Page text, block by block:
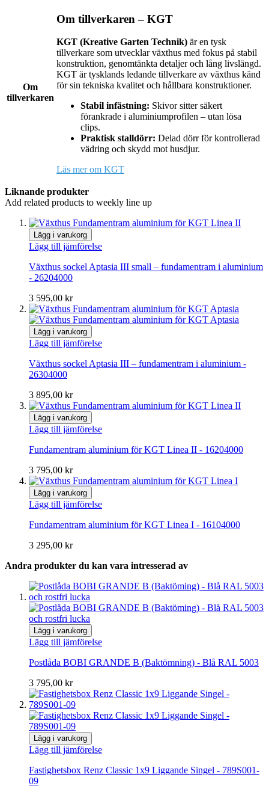
Om
tillverkaren
Om tillverkaren – KGT
KGT (Kreative Garten Technik) är en tysk
tillverkare som utvecklar växthus med fokus på stabil
konstruktion, genomtänkta detaljer och lång livslängd.
KGT är tysklands ledande tillverkare av växthus känd
för sin tekniska kvalitet och hållbara konstruktioner.
Stabil infästning: Skivor sitter säkert
förankrade i aluminiumprofilen – utan lösa
clips.
Praktisk stalldörr: Delad dörr för kontrollerad
vädring och skydd mot husdjur.
Läs mer om KGT
Liknande produkter
Add related products to weekly line up
Lägg i varukorg
Lägg till jämförelse
Växthus sockel Aptasia III small – fundamentram i aluminium
- 26204000
3 595,00 kr
Lägg i varukorg
Lägg till jämförelse
Växthus sockel Aptasia III – fundamentram i aluminium -
26304000
3 895,00 kr
Lägg i varukorg
Lägg till jämförelse
Fundamentram aluminium för KGT Linea II - 16204000
3 795,00 kr
Lägg i varukorg
Lägg till jämförelse
Fundamentram aluminium för KGT Linea I - 16104000
3 295,00 kr
Andra produkter du kan vara intresserad av
Lägg i varukorg
Lägg till jämförelse
Postlåda BOBI GRANDE B (Baktömning) - Blå RAL 5003
3 795,00 kr
Lägg i varukorg
Lägg till jämförelse
Fastighetsbox Renz Classic 1x9 Liggande Singel - 789S001-
09